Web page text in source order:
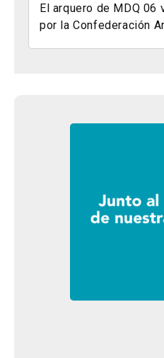
El arquero de MDQ 06
por la Confederación